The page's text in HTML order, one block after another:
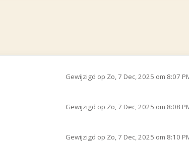
Gewijzigd op Zo, 7 Dec, 2025 om 8:07
Gewijzigd op Zo, 7 Dec, 2025 om 8:08
Gewijzigd op Zo, 7 Dec, 2025 om 8:10